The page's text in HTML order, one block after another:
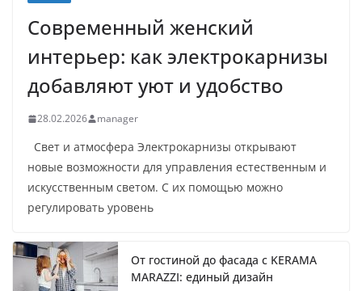
Современный женский
интерьер: как электрокарнизы
добавляют уют и удобство
28.02.2026 manager
Свет и атмосфера Электрокарнизы открывают
новые возможности для управления естественным и
искусственным светом. С их помощью можно
регулировать уровень
От гостиной до фасада с KERAMA
MARAZZI: единый дизайн